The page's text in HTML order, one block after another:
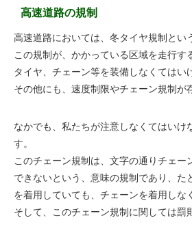
高速道路の規制
高速道路においては、冬タイヤ規制とい
この規制が、かかっている区域を走行す
タイヤ、チェーン等を装備しなくてはい
その他にも、速度制限やチェーン規制が
なかでも、私たちが注意しなくてはいけ
す。
このチェーン規制は、文字の通りチェー
できないという、意味の規制であり、た
を着用していても、チェーンを着用しな
そして、このチェーン規制に関しては罰